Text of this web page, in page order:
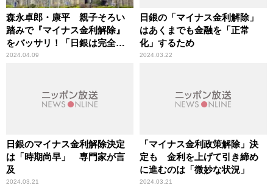
森永卓郎・康平 親子そろい
踏みで『マイナス金利解除』
をバッサリ！「日銀は完全に
逆噴射」「何がしたいのか
2024.04.09
日銀の「マイナス金利解除」
はあくまでも金融を「正常
化」するため
2024.03.22
日銀のマイナス金利解除決定
は「時期尚早」 専門家が言
及
2024.03.21
「マイナス金利政策解除」決
定も 金利を上げて引き締め
に進むのは「微妙な状況」
2024.03.21